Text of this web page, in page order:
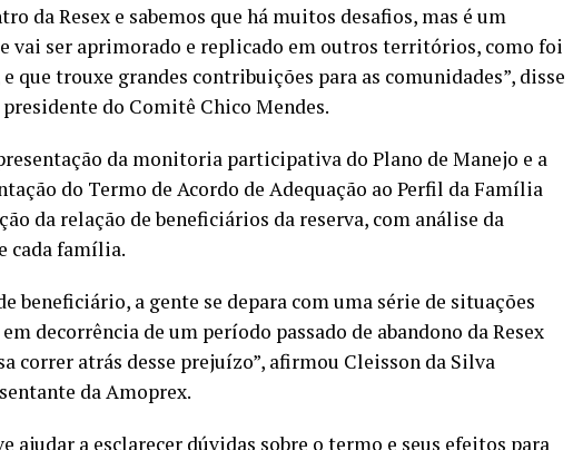
da Resex e sabemos que há muitos desafios, mas é um
vai ser aprimorado e replicado em outros territórios, como foi
que trouxe grandes contribuições para as comunidades”, disse
do Comitê Chico Mendes.
da monitoria participativa do Plano de Manejo e a
do Termo de Acordo de Adequação ao Perfil da Família
da relação de beneficiários da reserva, com análise da
cada família.
beneficiário, a gente se depara com uma série de situações
decorrência de um período passado de abandono da Resex
correr atrás desse prejuízo”, afirmou Cleisson da Silva
da Amoprex.
ajudar a esclarecer dúvidas sobre o termo e seus efeitos para